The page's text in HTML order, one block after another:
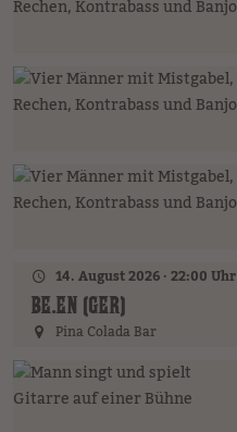
14. August 2026 · 22:00 Uhr
BE.EN (GER)
Pina Colada Bar